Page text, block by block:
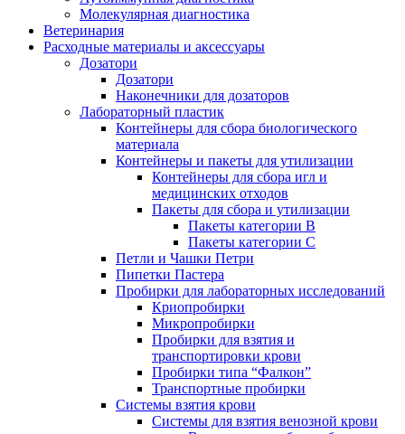
Молекулярная диагностика
Ветеринария
Расходные материалы и аксессуары
Дозатори
Дозатори
Наконечники для дозаторов
Лабораторный пластик
Контейнеры для сбора биологического
материала
Контейнеры и пакеты для утилизации
Контейнеры для сбора игл и
медицинских отходов
Пакеты для сбора и утилизации
Пакеты категории B
Пакеты категории C
Петли и Чашки Петри
Пипетки Пастера
Пробирки для лабораторных исследований
Криопробирки
Микропробирки
Пробирки для взятия и
транспортировки крови
Пробирки типа “Фалкон”
Транспортные пробирки
Системы взятия крови
Системы для взятия венозной крови